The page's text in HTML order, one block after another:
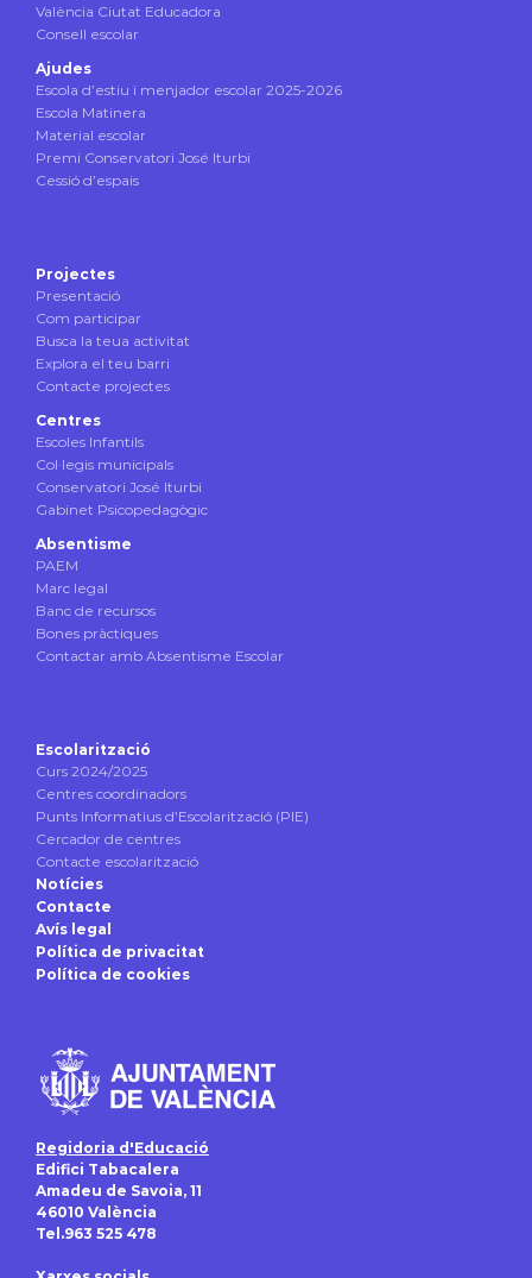
València Ciutat Educadora
Consell escolar
Ajudes
Escola d’estiu i menjador escolar 2025-2026
Escola Matinera
Material escolar
Premi Conservatori José Iturbi
Cessió d’espais
Projectes
Presentació
Com participar
Busca la teua activitat
Explora el teu barri
Contacte projectes
Centres
Escoles Infantils
Col·legis municipals
Conservatori José Iturbi
Gabinet Psicopedagògic
Absentisme
PAEM
Marc legal
Banc de recursos
Bones pràctiques
Contactar amb Absentisme Escolar
Escolarització
Curs 2024/2025
Centres coordinadors
Punts Informatius d’Escolarització (PIE)
Cercador de centres
Contacte escolarització
Notícies
Contacte
Avís legal
Política de privacitat
Política de cookies
Regidoria d'Educació
Edifici Tabacalera
Amadeu de Savoia, 11
46010 València
Tel.963 525 478